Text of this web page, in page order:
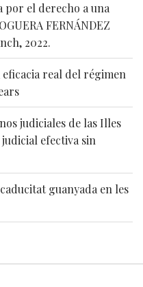
por el derecho a una
FERNÁNDEZ
2022.
real del régimen
judiciales de las Illes
efectiva sin
guanyada en les